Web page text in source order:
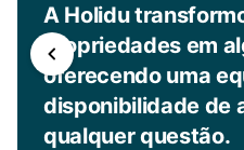
A Holidu
propriedades em
oferecendo uma
disponibilidade de
qualquer questão.